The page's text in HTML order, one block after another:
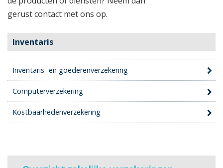
gerust contact met ons op.
Inventaris
Inventaris- en goederenverzekering
Computerverzekering
Kostbaarhedenverzekering